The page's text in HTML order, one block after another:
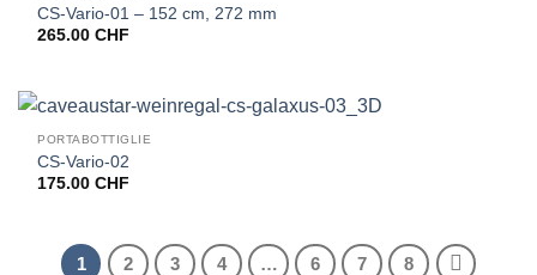
CS-Vario-01 – 152 cm, 272 mm
265.00CHF
PORTABOTTIGLIE
CS-Vario-02
175.00CHF
1 2 3 4 … 6 7 8